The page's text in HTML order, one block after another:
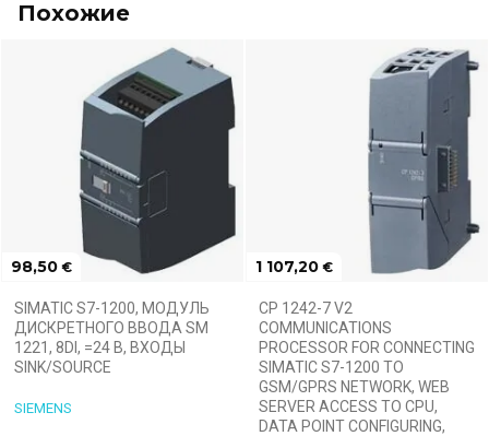
Похожие
98,50 €
SIMATIC S7-1200, МОДУЛЬ
ДИСКРЕТНОГО ВВОДА SM
1221, 8DI, =24 В, ВХОДЫ
SINK/SOURCE
SIEMENS
1 107,20 €
CP 1242-7 V2
COMMUNICATIONS
PROCESSOR FOR CONNECTING
SIMATIC S7-1200 TO
GSM/GPRS NETWORK, WEB
SERVER ACCESS TO CPU,
DATA POINT CONFIGURING,